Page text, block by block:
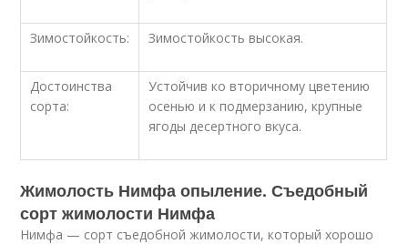
Зимостойкость: Зимостойкость высокая.
Достоинства
сорта:
Устойчив ко вторичному цветению
осенью и к подмерзанию, крупные
ягоды десертного вкуса.
Жимолость Нимфа опыление. Съедобный
сорт жимолости Нимфа
Нимфа — сорт съедобной жимолости, который хорошо